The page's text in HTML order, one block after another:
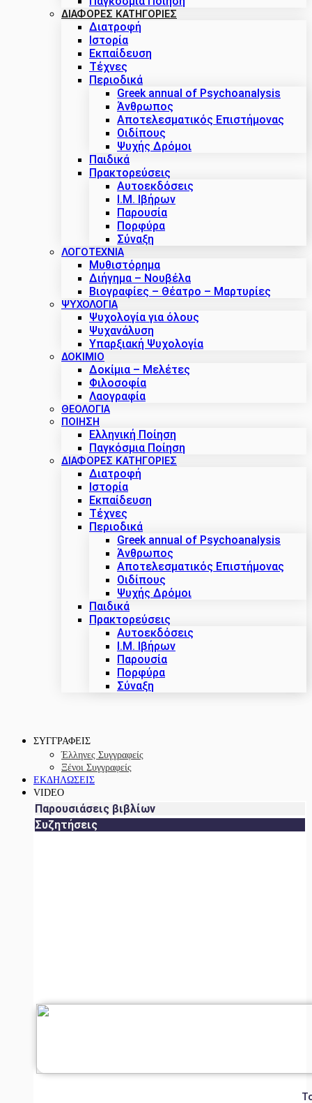
ΔΙΑΦΟΡΕΣ ΚΑΤΗΓΟΡΙΕΣ
Διατροφή
Ιστορία
Εκπαίδευση
Τέχνες
Περιοδικά
Greek annual of Psychoanalysis
Άνθρωπος
Αποτελεσματικός Επιστήμονας
Οιδίπους
Ψυχής Δρόμοι
Παιδικά
Πρακτoρεύσεις
Αυτοεκδόσεις
Ι.Μ. Ιβήρων
Παρουσία
Πορφύρα
Σύναξη
ΛΟΓΟΤΕΧΝΙΑ
Μυθιστόρημα
Διήγημα – Νουβέλα
Βιογραφίες – Θέατρο – Μαρτυρίες
ΨΥΧΟΛΟΓΙΑ
Ψυχολογία για όλους
Ψυχανάλυση
Υπαρξιακή Ψυχολογία
ΔΟΚΊΜΙΟ
Δοκίμια – Μελέτες
Φιλοσοφία
Λαογραφία
ΘΕΟΛΟΓΙΑ
ΠΟΙΗΣΗ
Ελληνική Ποίηση
Παγκόσμια Ποίηση
ΔΙΑΦΟΡΕΣ ΚΑΤΗΓΟΡΙΕΣ
Διατροφή
Ιστορία
Εκπαίδευση
Τέχνες
Περιοδικά
Greek annual of Psychoanalysis
Άνθρωπος
Αποτελεσματικός Επιστήμονας
Οιδίπους
Ψυχής Δρόμοι
Παιδικά
Πρακτoρεύσεις
Αυτοεκδόσεις
Ι.Μ. Ιβήρων
Παρουσία
Πορφύρα
Σύναξη
ΣΥΓΓΡΑΦΕΙΣ
Έλληνες Συγγραφείς
Ξένοι Συγγραφείς
ΕΚΔΗΛΩΣΕΙΣ
VIDEO
Παρουσιάσεις βιβλίων
Συζητήσεις